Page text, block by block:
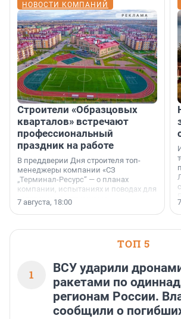
НОВОСТИ КОМПАНИЙ
Строители «Образцовых
кварталов» встречают
профессиональный
праздник на работе
В преддверии Дня строителя топ-
менеджеры компании «СЗ
„Терминал-Ресурс“ — о планах
компании, испытаниях и поводах для
осторожного оптимизма.
7 августа, 18:00
ТОП 5
1
ВСУ ударили
ракетами по
регионам России.
сообщили о